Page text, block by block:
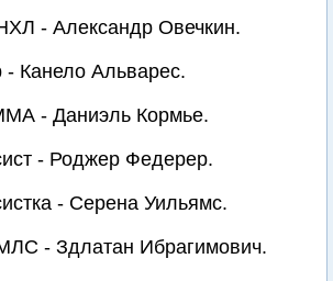
- Александр Овечкин.
- Канело Альварес.
- Даниэль Кормье.
- Роджер Федерер.
- Серена Уильямс.
- Здлатан Ибрагимович.